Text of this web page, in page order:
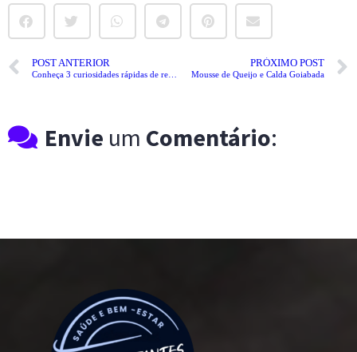
POST ANTERIOR PRÓXIMO POST
Mousse de Queijo e Calda Goiabada
Envie um Comentário: